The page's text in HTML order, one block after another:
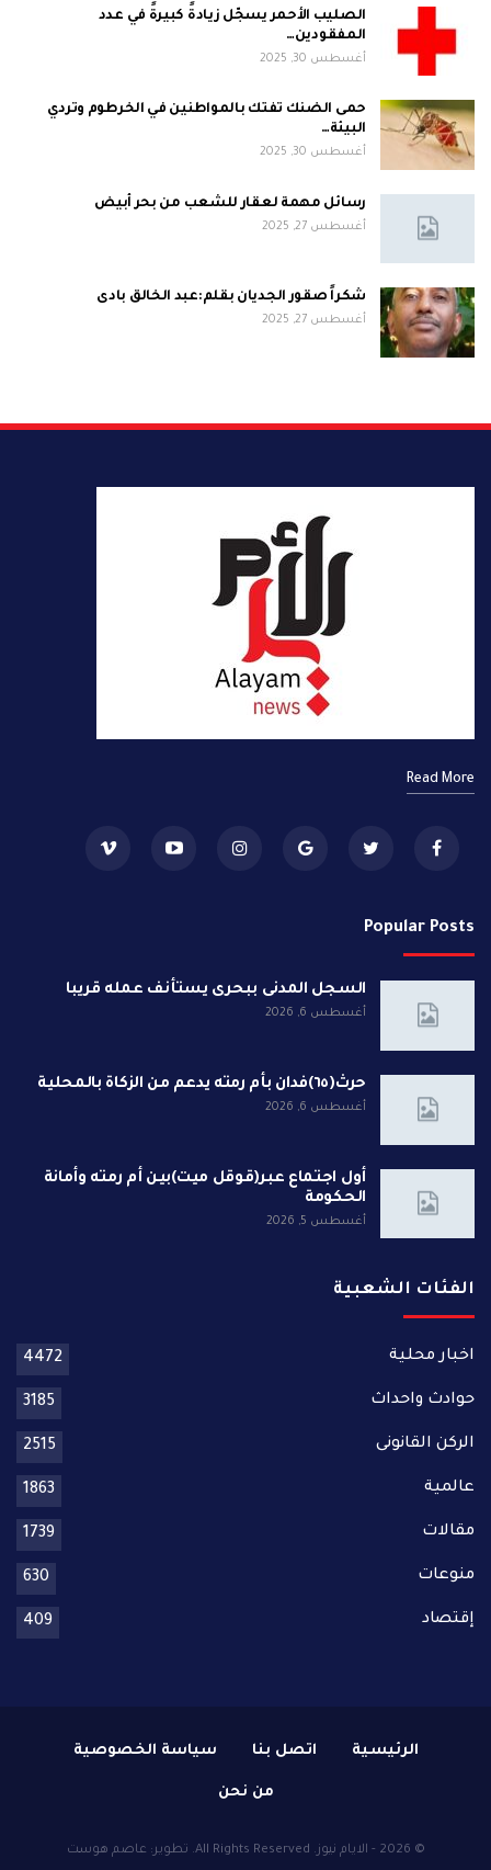
الصليب الأحمر يسجّل زيادةً كبيرةً في عدد
المفقودين…
أغسطس 30, 2025
حمى الضنك تفتك بالمواطنين في الخرطوم وتردي
البيئة…
أغسطس 30, 2025
رسائل مهمة لعقار للشعب من بحر أبيض
أغسطس 27, 2025
شكراً صقور الجديان بقلم:عبد الخالق بادى
أغسطس 27, 2025
Read More
Popular Posts
السجل المدنى ببحرى يستأنف عمله قريبا
أغسطس 6, 2026
حرث(٦٥)فدان بأم رمته يدعم من الزكاة بالمحلية
أغسطس 6, 2026
أول اجتماع عبر(قوقل ميت)بين أم رمته وأمانة
الحكومة
أغسطس 5, 2026
الفئات الشعبية
اخبار محلية 4472
حوادث واحداث 3185
الركن القانونى 2515
عالمية 1863
مقالات 1739
منوعات 630
إقتصاد 409
الرئيسية اتصل بنا سياسة الخصوصية
من نحن
© 2026 - الايام نيوز. All Rights Reserved. تطوير: عاصم هوست